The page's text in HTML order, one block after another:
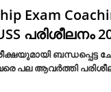
Exam
പരിശീലനം
പല ആവർത്തി